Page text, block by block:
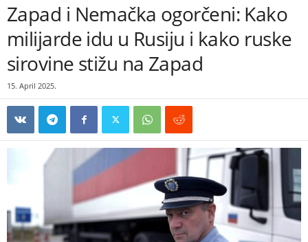
Zapad i Nemačka ogorčeni: Kako
milijarde idu u Rusiju i kako ruske
sirovine stižu na Zapad
15. April 2025.